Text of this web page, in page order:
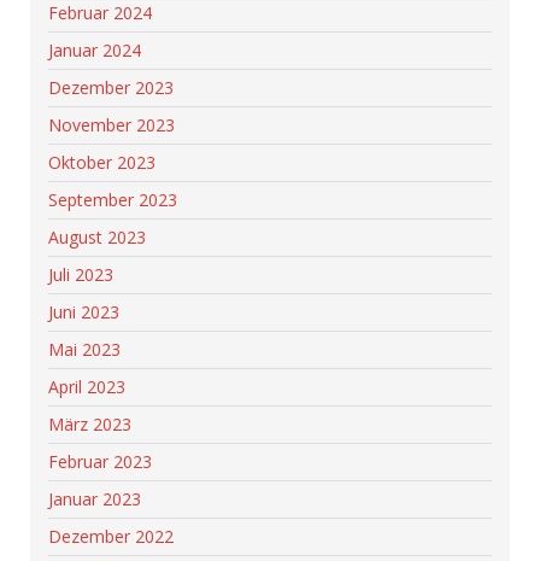
Februar 2024
Januar 2024
Dezember 2023
November 2023
Oktober 2023
September 2023
August 2023
Juli 2023
Juni 2023
Mai 2023
April 2023
März 2023
Februar 2023
Januar 2023
Dezember 2022